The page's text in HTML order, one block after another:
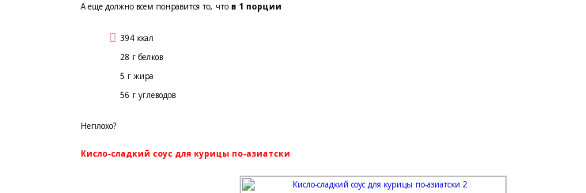
А еще должно всем понравится то, что в 1 порции
394 ккал
28 г белков
5 г жира
56 г углеводов
Неплохо?
Кисло-сладкий соус для курицы по-азиатски